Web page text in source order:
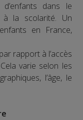
dans le
à la scolarité. Un
en France,
rapport à l’accès
varie selon les
l’âge, le